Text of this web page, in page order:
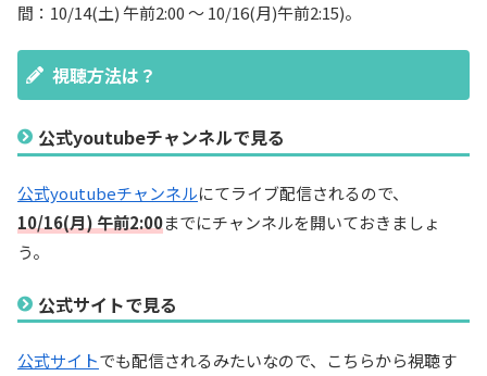
間：10/14(土) 午前2:00 ～ 10/16(月)午前2:15)。
視聴方法は？
公式youtubeチャンネルで見る
公式youtubeチャンネルにてライブ配信されるので、
10/16(月) 午前2:00までにチャンネルを開いておきましょ
う。
公式サイトで見る
公式サイトでも配信されるみたいなので、こちらから視聴す